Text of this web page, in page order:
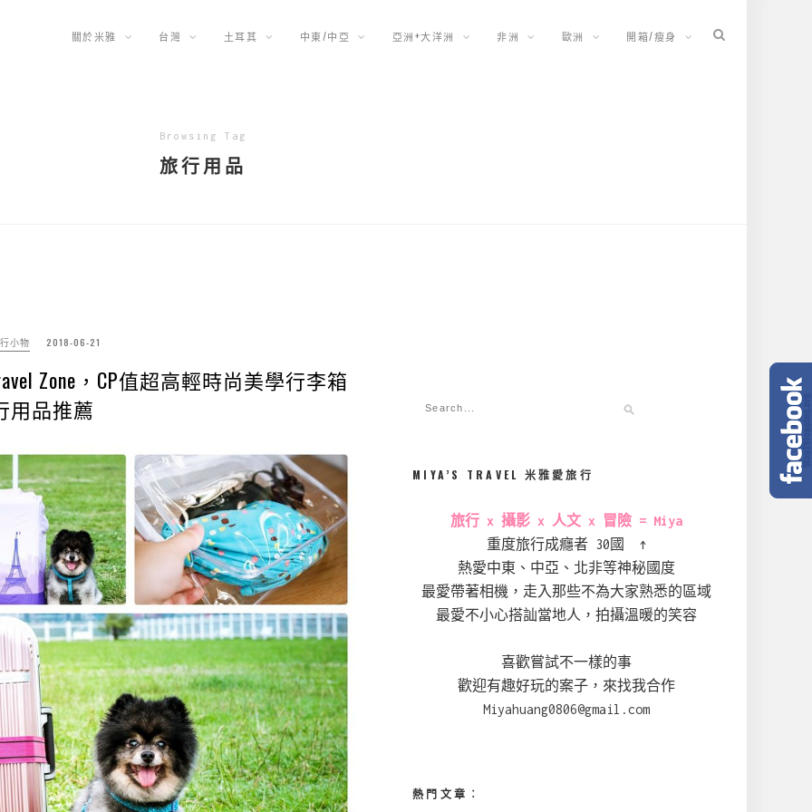
關於米雅 台灣 土耳其 中東/中亞 亞洲+大洋洲 非洲 歐洲 開箱/瘦身
Browsing Tag
旅行用品
小物 2018-06-21
Zone，CP值超高輕時尚美學行李箱
用品推薦
MIYA’S TRAVEL 米雅愛旅行
旅行 x 攝影 x 人文 x 冒險 = Miya
重度旅行成癮者 30國 ↑
熱愛中東、中亞、北非等神秘國度
最愛帶著相機，走入那些不為大家熟悉的區域
最愛不小心搭訕當地人，拍攝溫暖的笑容
喜歡嘗試不一樣的事
歡迎有趣好玩的案子，來找我合作
Miyahuang0806@gmail.com
熱門文章︰